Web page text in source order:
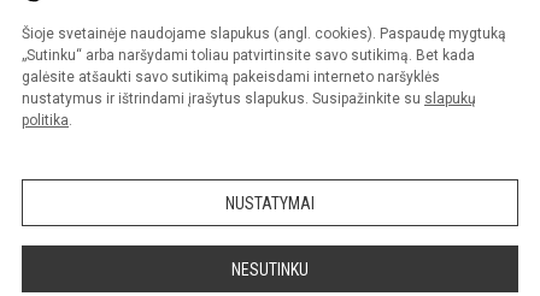
Šioje svetainėje naudojame slapukus (angl. cookies). Paspaudę mygtuką
„Sutinku“ arba naršydami toliau patvirtinsite savo sutikimą. Bet kada
galėsite atšaukti savo sutikimą pakeisdami interneto naršyklės
nustatymus ir ištrindami įrašytus slapukus. Susipažinkite su slapukų
politika.
NUSTATYMAI
NESUTINKU
Kopijuoti turinį be raštiško įstaigos administracijos sutikimo griežtai draudžiama.
Prieinamumo paraiška Slapukų politika
Sumanus būdas atnaujinti